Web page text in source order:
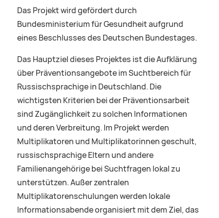
Das Projekt wird gefördert durch
Bundesministerium für Gesundheit aufgrund
eines Beschlusses des Deutschen Bundestages.
Das Hauptziel dieses Projektes ist die Aufklärung
über Präventionsangebote im Suchtbereich für
Russischsprachige in Deutschland. Die
wichtigsten Kriterien bei der Präventionsarbeit
sind Zugänglichkeit zu solchen Informationen
und deren Verbreitung. Im Projekt werden
Multiplikatoren und Multiplikatorinnen geschult,
russischsprachige Eltern und andere
Familienangehörige bei Suchtfragen lokal zu
unterstützen. Außer zentralen
Multiplikatorenschulungen werden lokale
Informationsabende organisiert mit dem Ziel, das